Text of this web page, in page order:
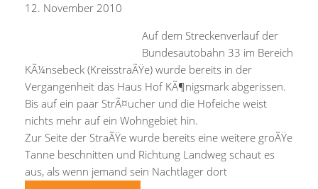
12. November 2010
Auf dem Streckenverlauf der
Bundesautobahn 33 im Bereich
KÃ¼nsebeck (KreisstraÃŸe) wurde bereits in der
Vergangenheit das Haus Hof KÃ¶nigsmark abgerissen.
Bis auf ein paar StrÃ¤ucher und die Hofeiche weist
nichts mehr auf ein Wohngebiet hin.
Zur Seite der StraÃŸe wurde bereits eine weitere groÃŸe
Tanne beschnitten und Richtung Landweg schaut es
aus, als wenn jemand sein Nachtlager dort